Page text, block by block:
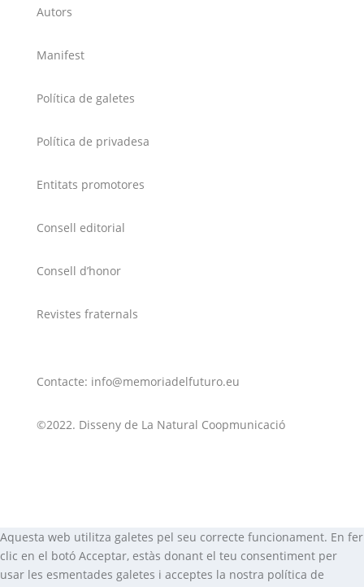
Autors
Manifest
Política de galetes
Política de privadesa
Entitats promotores
Consell editorial
Consell d’honor
Revistes fraternals
Contacte: info@memoriadelfuturo.eu
©2022. Disseny de La Natural Coopmunicació
Aquesta web utilitza galetes pel seu correcte funcionament. En fer
clic en el botó Acceptar, estàs donant el teu consentiment per
usar les esmentades galetes i acceptes la nostra política de